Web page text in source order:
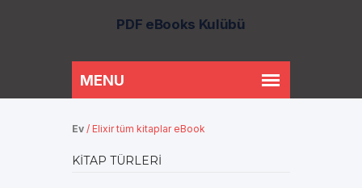
PDF eBooks Kulübü
Ev / Elixir tüm kitaplar eBook
KITAP TÜRLERI